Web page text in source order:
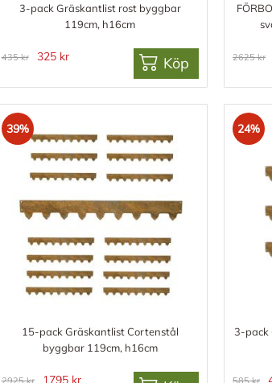
3-pack Gräskantlist rost byggbar
119cm, h16cm
435 kr 325 kr Köp 2625 kr
39%
15-pack Gräskantlist Cortenstål
byggbar 119cm, h16cm
1795 kr
24%
3-pack